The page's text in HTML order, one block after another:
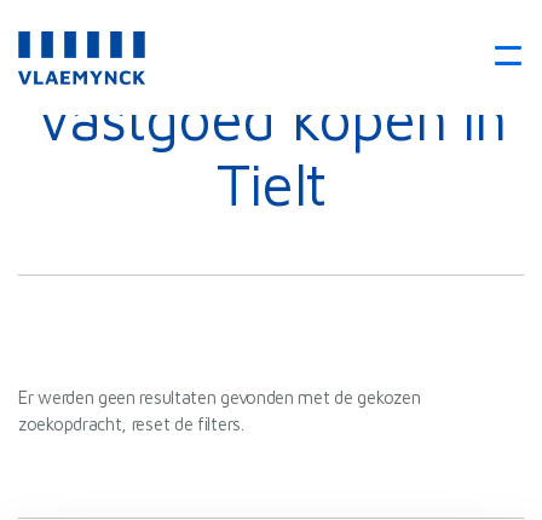
Vastgoed kopen in
Tielt
Er werden geen resultaten gevonden met de gekozen
zoekopdracht, reset de filters.